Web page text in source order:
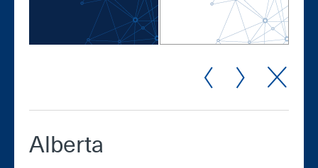
Al­ber­ta